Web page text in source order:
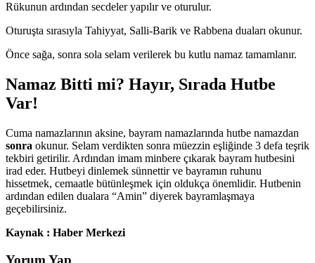
Rükunun ardından secdeler yapılır ve oturulur.
Oturuşta sırasıyla Tahiyyat, Salli-Barik ve Rabbena duaları okunur.
Önce sağa, sonra sola selam verilerek bu kutlu namaz tamamlanır.
Namaz Bitti mi? Hayır, Sırada Hutbe
Var!
Cuma namazlarının aksine, bayram namazlarında hutbe namazdan
sonra okunur. Selam verdikten sonra müezzin eşliğinde 3 defa teşrik
tekbiri getirilir. Ardından imam minbere çıkarak bayram hutbesini
irad eder. Hutbeyi dinlemek sünnettir ve bayramın ruhunu
hissetmek, cemaatle bütünleşmek için oldukça önemlidir. Hutbenin
ardından edilen dualara “Amin” diyerek bayramlaşmaya
geçebilirsiniz.
Kaynak : Haber Merkezi
Yorum Yap